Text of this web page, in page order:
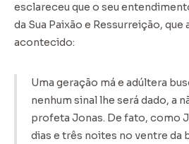
esclareceu que o seu
da Sua Paixão e Ressurreição, que
acontecido:
Uma geração má e adúltera
nenhum sinal lhe será dado, a
profeta Jonas. De fato, como
dias e três noites no ventre da